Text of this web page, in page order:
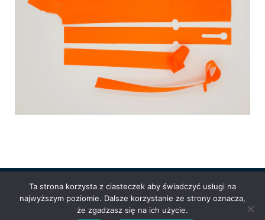
Powered byAnetpol.pl| © MS-Solutions 2025
Logowanie / rejestracja
Polityka prywatności
Ta strona korzysta z ciasteczek aby świadczyć usługi na
najwyższym poziomie. Dalsze korzystanie ze strony oznacza,
że zgadzasz się na ich użycie.